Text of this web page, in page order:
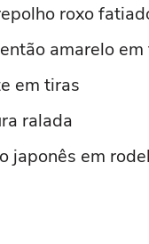
roxo
amarelo em
em tiras
ralada
japonês em